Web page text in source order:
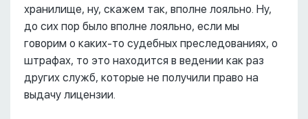
хранилище, ну, скажем так, вполне лояльно. Ну,
до сих пор было вполне лояльно, если мы
говорим о каких-то судебных преследованиях, о
штрафах, то это находится в ведении как раз
других служб, которые не получили право на
выдачу лицензии.